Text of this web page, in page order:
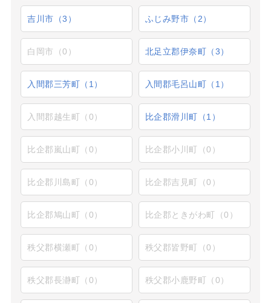
吉川市（3） ふじみ野市（2）
白岡市（0） 北足立郡伊奈町（3）
入間郡三芳町（1） 入間郡毛呂山町（1）
入間郡越生町（0） 比企郡滑川町（1）
比企郡嵐山町（0） 比企郡小川町（0）
比企郡川島町（0） 比企郡吉見町（0）
比企郡鳩山町（0） 比企郡ときがわ町（0）
秩父郡横瀬町（0） 秩父郡皆野町（0）
秩父郡長瀞町（0） 秩父郡小鹿野町（0）